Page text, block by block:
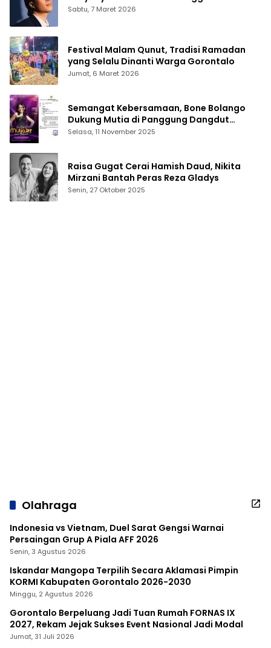
Sabtu, 7 Maret 2026
Festival Malam Qunut, Tradisi Ramadan
yang Selalu Dinanti Warga Gorontalo
Jumat, 6 Maret 2026
Semangat Kebersamaan, Bone Bolango
Dukung Mutia di Panggung Dangdut
Academy 7
Selasa, 11 November 2025
Raisa Gugat Cerai Hamish Daud, Nikita
Mirzani Bantah Peras Reza Gladys
Senin, 27 Oktober 2025
Olahraga
Indonesia vs Vietnam, Duel Sarat Gengsi Warnai
Persaingan Grup A Piala AFF 2026
Senin, 3 Agustus 2026
Iskandar Mangopa Terpilih Secara Aklamasi Pimpin
KORMI Kabupaten Gorontalo 2026-2030
Minggu, 2 Agustus 2026
Gorontalo Berpeluang Jadi Tuan Rumah FORNAS IX
2027, Rekam Jejak Sukses Event Nasional Jadi Modal
Jumat, 31 Juli 2026